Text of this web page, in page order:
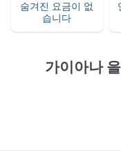
숨겨진 요금이 없
습니다
가이아나